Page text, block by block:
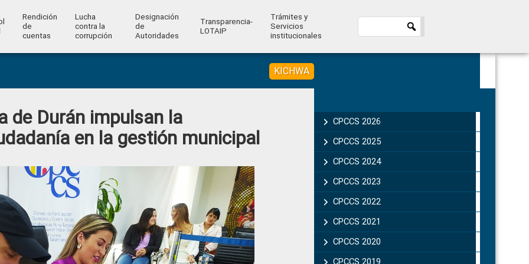
Rendición
de
cuentas
Lucha
contra la
corrupción
Designación
de
Autoridades
Transparencia-
LOTAIP
Trámites y
Servicios
institucionales
KICHWA
de Durán impulsan la
en la gestión municipal
Sidebar
CPCCS 2026
CPCCS 2025
CPCCS 2024
CPCCS 2023
CPCCS 2022
CPCCS 2021
CPCCS 2020
CPCCS 2019 .